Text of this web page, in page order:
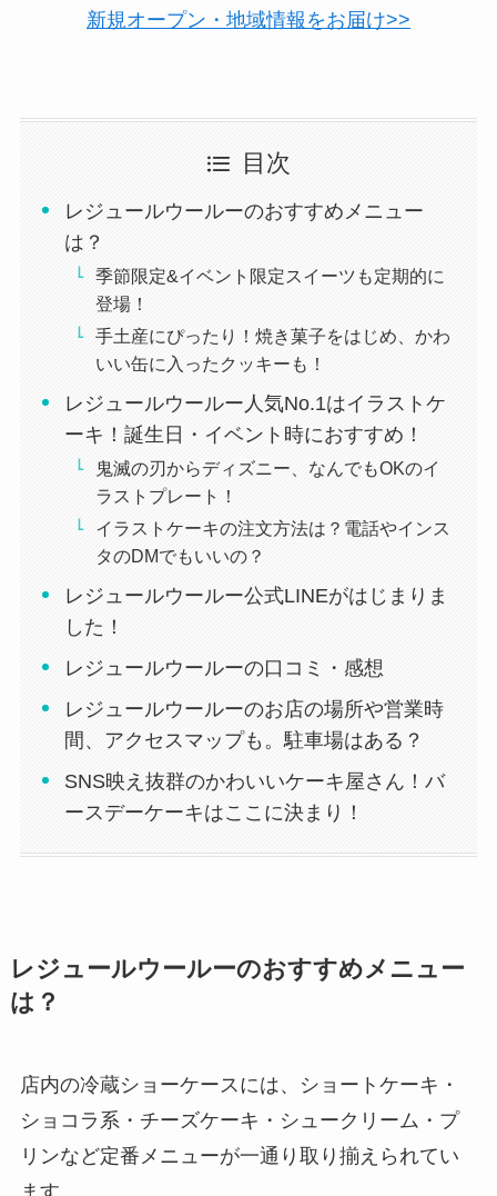
新規オープン・地域情報をお届け>>
目次
レジュールウールーのおすすめメニュー
は？
季節限定&イベント限定スイーツも定期的に
登場！
手土産にぴったり！焼き菓子をはじめ、かわ
いい缶に入ったクッキーも！
レジュールウールー人気No.1はイラストケ
ーキ！誕生日・イベント時におすすめ！
鬼滅の刃からディズニー、なんでもOKのイ
ラストプレート！
イラストケーキの注文方法は？電話やインス
タのDMでもいいの？
レジュールウールー公式LINEがはじまりま
した！
レジュールウールーの口コミ・感想
レジュールウールーのお店の場所や営業時
間、アクセスマップも。駐車場はある？
SNS映え抜群のかわいいケーキ屋さん！バ
ースデーケーキはここに決まり！
レジュールウールーのおすすめメニュー
は？
店内の冷蔵ショーケースには、ショートケーキ・
ショコラ系・チーズケーキ・シュークリーム・プ
リンなど定番メニューが一通り取り揃えられてい